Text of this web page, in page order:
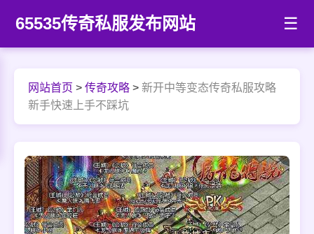
65535传奇私服发布网站 ☰
网站首页 > 传奇攻略 > 新开中等变态传奇私服攻略
新手快速上手不踩坑